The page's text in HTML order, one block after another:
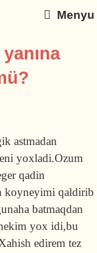
Menyu
astmadan
yoxladi.Ozum
qadin
koyneyimi qaldirib
batmaqdan
yox idi,bu
edirem tez